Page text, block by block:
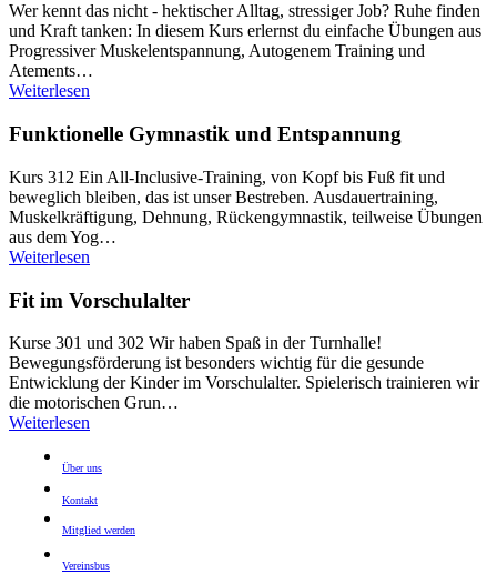
Wer kennt das nicht - hektischer Alltag, stressiger Job? Ruhe finden
und Kraft tanken: In diesem Kurs erlernst du einfache Übungen aus
Progressiver Muskelentspannung, Autogenem Training und
Atements…
Weiterlesen
Funktionelle Gymnastik und Entspannung
Kurs 312 Ein All-Inclusive-Training, von Kopf bis Fuß fit und
beweglich bleiben, das ist unser Bestreben. Ausdauertraining,
Muskelkräftigung, Dehnung, Rückengymnastik, teilweise Übungen
aus dem Yog…
Weiterlesen
Fit im Vorschulalter
Kurse 301 und 302 Wir haben Spaß in der Turnhalle!
Bewegungsförderung ist besonders wichtig für die gesunde
Entwicklung der Kinder im Vorschulalter. Spielerisch trainieren wir
die motorischen Grun…
Weiterlesen
Über uns
Kontakt
Mitglied werden
Vereinsbus